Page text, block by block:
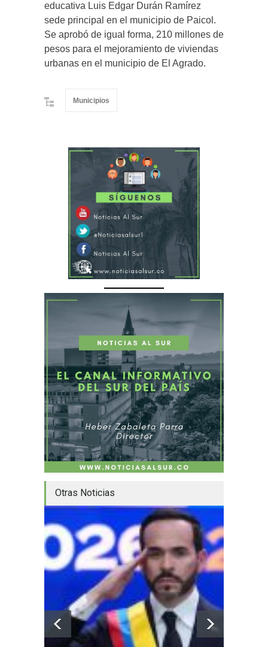
educativa Luis Edgar Durán Ramírez
sede principal en el municipio de Paicol.
Se aprobó de igual forma, 210 millones de
pesos para el mejoramiento de viviendas
urbanas en el municipio de El Agrado.
Municipios
Otras Noticias